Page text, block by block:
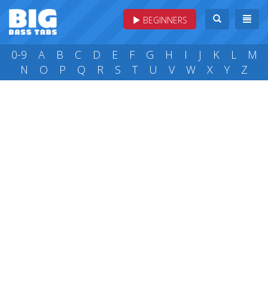
BEGINNERS
0-9 A B C D E F G H I J K L
M
N
O P Q R S T U V W X Y Z